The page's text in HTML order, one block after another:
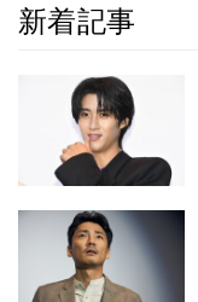
新着記事